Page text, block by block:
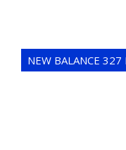
NEW BALANCE 327